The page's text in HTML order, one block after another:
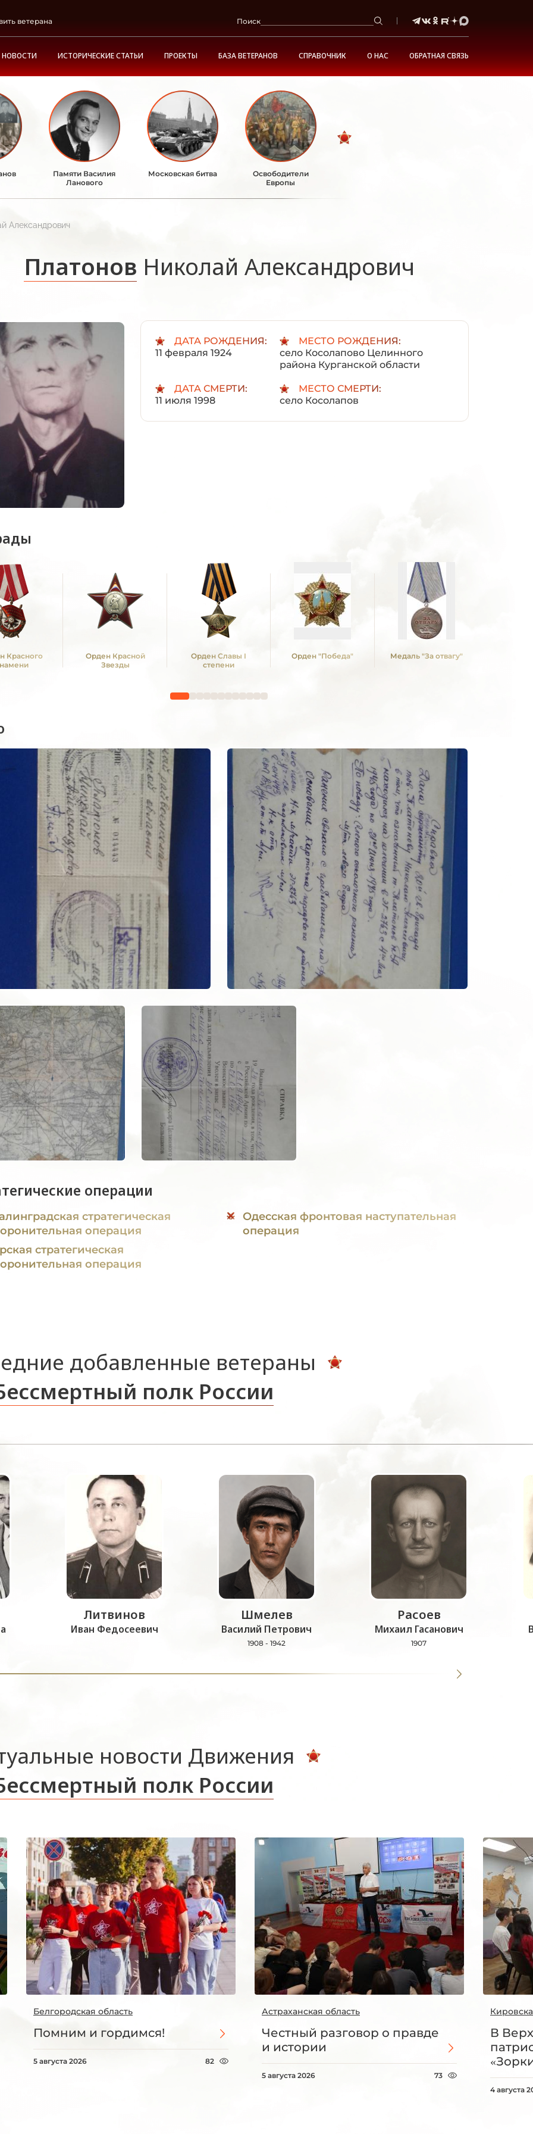
ветерана Поиск
НОВОСТИ ИСТОРИЧЕСКИЕ СТАТЬИ ПРОЕКТЫ БАЗА ВЕТЕРАНОВ СПРАВОЧНИК О НАС ОБРАТНАЯ СВЯЗЬ
Памяти Василия
Ланового
Московская битва
Освободители
Европы
Александрович
Платонов Николай Александрович
ДАТА РОЖДЕНИЯ:
11 февраля 1924
МЕСТО РОЖДЕНИЯ:
село Косолапово Целинного
района Курганской области
ДАТА СМЕРТИ:
11 июля 1998
МЕСТО СМЕРТИ:
село Косолапов
Красного
Орден Красной
Звезды
Орден Славы I
степени
Орден "Победа" Медаль "За отвагу"
операции
стратегическая
операция
стратегическая
операция
Одесская фронтовая наступательная
операция
добавленные ветераны
полк России
Литвинов
Иван Федосеевич
Шмелев
Василий Петрович
1908 - 1942
Расоев
Михаил Гасанович
1907
новости Движения
полк России
Белгородская область
Помним и гордимся!
5 августа 2026 82
Астраханская область
Честный разговор о правде
и истории
5 августа 2026 73
В
4 августа